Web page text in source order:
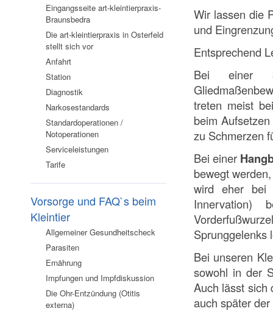
Eingangsseite art-kleintierpraxis-
Braunsbedra
Die art-kleintierpraxis in Osterfeld
stellt sich vor
Anfahrt
Station
Diagnostik
Narkosestandards
Standardoperationen /
Notoperationen
Serviceleistungen
Tarife
Vorsorge und FAQ`s beim
Kleintier
Allgemeiner Gesundheitscheck
Parasiten
Ernährung
Impfungen und Impfdiskussion
Die Ohr-Entzündung (Otitis
externa)
Wir lassen die
und
Entsprechend
Bei einer
treten meist
beim
zu Schmerzen
Bei einer
bewegt
wird eher bei
Innervation)
Sprunggelenks
Bei unseren
sowohl in der
Auch lässt sich
auch später